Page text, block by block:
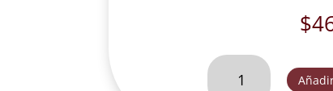
$
NACIMIENTO
INFANTIL